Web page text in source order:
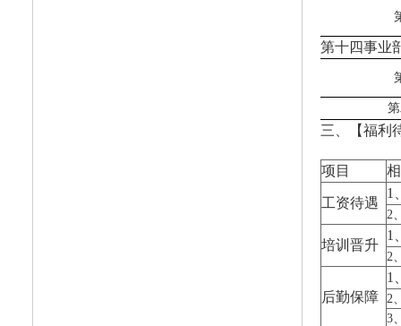
第十四事业
三、【福利
项目
工资待遇
1
2
培训晋升
1
2
后勤保障
1
2
3